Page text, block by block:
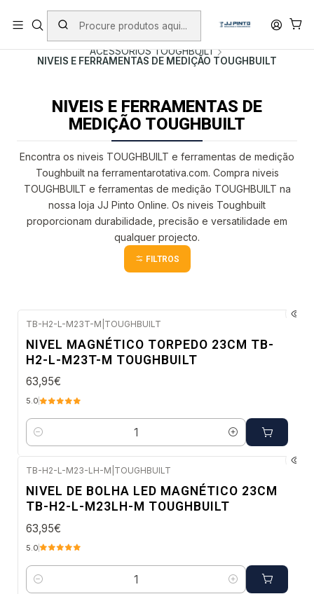
PORTES INCLUÍDOS EM ENCOMENDAS +75€ (excepto ilhas)
Início PRODUTOS
ACESSÓRIOS
ACESSÓRIOS TOUGHBUILT
NIVEIS E FERRAMENTAS DE MEDIÇÃO TOUGHBUILT
NIVEIS E FERRAMENTAS DE
MEDIÇÃO TOUGHBUILT
Encontra os niveis TOUGHBUILT e ferramentas de medição
Toughbuilt na ferramentarotativa.com. Compra niveis
TOUGHBUILT e ferramentas de medição TOUGHBUILT na
nossa loja JJ Pinto Online. Os niveis Toughbuilt
proporcionam durabilidade, precisão e versatilidade em
qualquer projecto.
FILTROS
TB-H2-L-M23T-M TOUGHBUILT
NIVEL MAGNÉTICO TORPEDO 23CM TB-
H2-L-M23T-M TOUGHBUILT
63,95€
5.0
Quantidade
TB-H2-L-M23-LH-M TOUGHBUILT
NIVEL DE BOLHA LED MAGNÉTICO 23CM
TB-H2-L-M23LH-M TOUGHBUILT
63,95€
5.0
Quantidade